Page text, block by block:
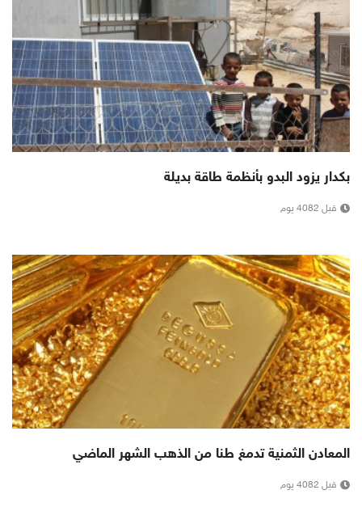
بكدار يزود البدو بأنظمة طاقة بديلة
قبل 4082 يوم
المعادن الثمنية تدمغ طنا من الذهب الشهر الماضي
قبل 4082 يوم